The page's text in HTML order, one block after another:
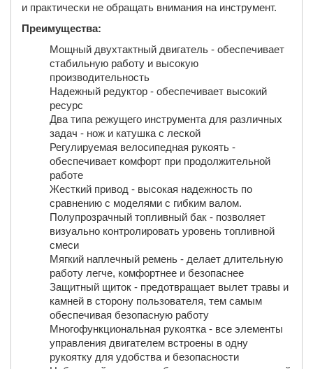
и практически не обращать внимания на инструмент.
Преимущества:
Мощный двухтактный двигатель - обеспечивает
стабильную работу и высокую
производительность
Надежный редуктор - обеспечивает высокий
ресурс
Два типа режущего инструмента для различных
задач - нож и катушка с леской
Регулируемая велосипедная рукоять -
обеспечивает комфорт при продолжительной
работе
Жесткий привод - высокая надежность по
сравнению с моделями с гибким валом.
Полупрозрачный топливный бак - позволяет
визуально контролировать уровень топливной
смеси
Мягкий наплечный ремень - делает длительную
работу легче, комфортнее и безопаснее
Защитный щиток - предотвращает вылет травы и
камней в сторону пользователя, тем самым
обеспечивая безопасную работу
Многофункциональная рукоятка - все элементы
управления двигателем встроены в одну
рукоятку для удобства и безопасности